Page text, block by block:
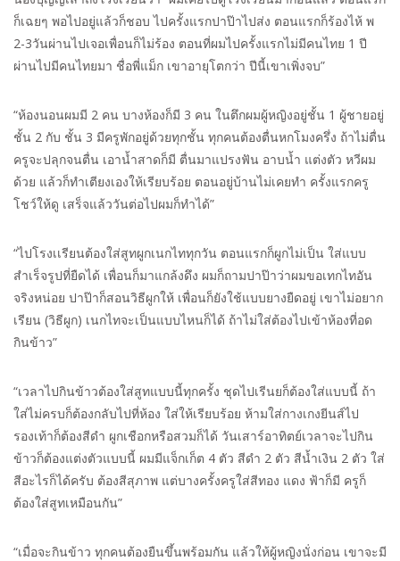
ก็เฉยๆ พอไปอยู่แล้วก็ชอบ ไปครั้งแรกปาป๊าไปส่ง ตอนแรกก็ร้องไห้ พ
2-3วันผ่านไปเจอเพื่อนก็ไม่ร้อง ตอนที่ผมไปครั้งแรกไม่มีคนไทย 1 ปี
ผ่านไปมีคนไทยมา ชื่อพี่แม็ก เขาอายุโตกว่า ปีนี้เขาเพิ่งจบ”
“ห้องนอนผมมี 2 คน บางห้องก็มี 3 คน ในตึกผมผู้หญิงอยู่ชั้น 1 ผู้ชายอยู่
ชั้น 2 กับ ชั้น 3 มีครูพักอยู่ด้วยทุกชั้น ทุกคนต้องตื่นหกโมงครึ่ง ถ้าไม่ตื่น
ครูจะปลุกจนตื่น เอาน้ำสาดก็มี ตื่นมาแปรงฟัน อาบน้ำ แต่งตัว หวีผม
ด้วย แล้วก็ทำเตียงเองให้เรียบร้อย ตอนอยู่บ้านไม่เคยทำ ครั้งแรกครู
โชว์ให้ดู เสร็จแล้ววันต่อไปผมก็ทำได้”
“ไปโรงเเรียนต้องใส่สูทผูกเนกไททุกวัน ตอนแรกก็ผูกไม่เป็น ใส่แบบ
สำเร็จรูปที่ยืดได้ เพื่อนก็มาแกล้งดึง ผมก็ถามปาป๊าว่าผมขอเทกไทอัน
จริงหน่อย ปาป๊าก็สอนวิธีผูกให้ เพื่อนก็ยังใช้แบบยางยืดอยู่ เขาไม่อยาก
เรียน (วิธีผูก) เนกไทจะเป็นแบบไหนก็ได้ ถ้าไม่ใส่ต้องไปเข้าห้องที่อด
กินข้าว”
“เวลาไปกินข้าวต้องใส่สูทแบบนี้ทุกครั้ง ชุดไปเรีนยก็ต้องใส่แบบนี้ ถ้า
ใส่ไม่ครบก็ต้องกลับไปที่ห้อง ใส่ให้เรียบร้อย ห้ามใส่กางเกงยีนส์ไป
รองเท้าก็ต้องสีดำ ผูกเชือกหรือสวมก็ได้ วันเสาร์อาทิตย์เวลาจะไปกิน
ข้าวก็ต้องแต่งตัวแบบนี้ ผมมีแจ็กเก็ต 4 ตัว สีดำ 2 ตัว สีน้ำเงิน 2 ตัว ใส่
สีอะไรก็ได้ครับ ต้องสีสุภาพ แต่บางครั้งครูใส่สีทอง แดง ฟ้าก็มี ครูก็
ต้องใส่สูทเหมือนกัน”
“เมื่อจะกินข้าว ทุกคนต้องยืนขึ้นพร้อมกัน แล้วให้ผู้หญิงนั่งก่อน เขาจะมี